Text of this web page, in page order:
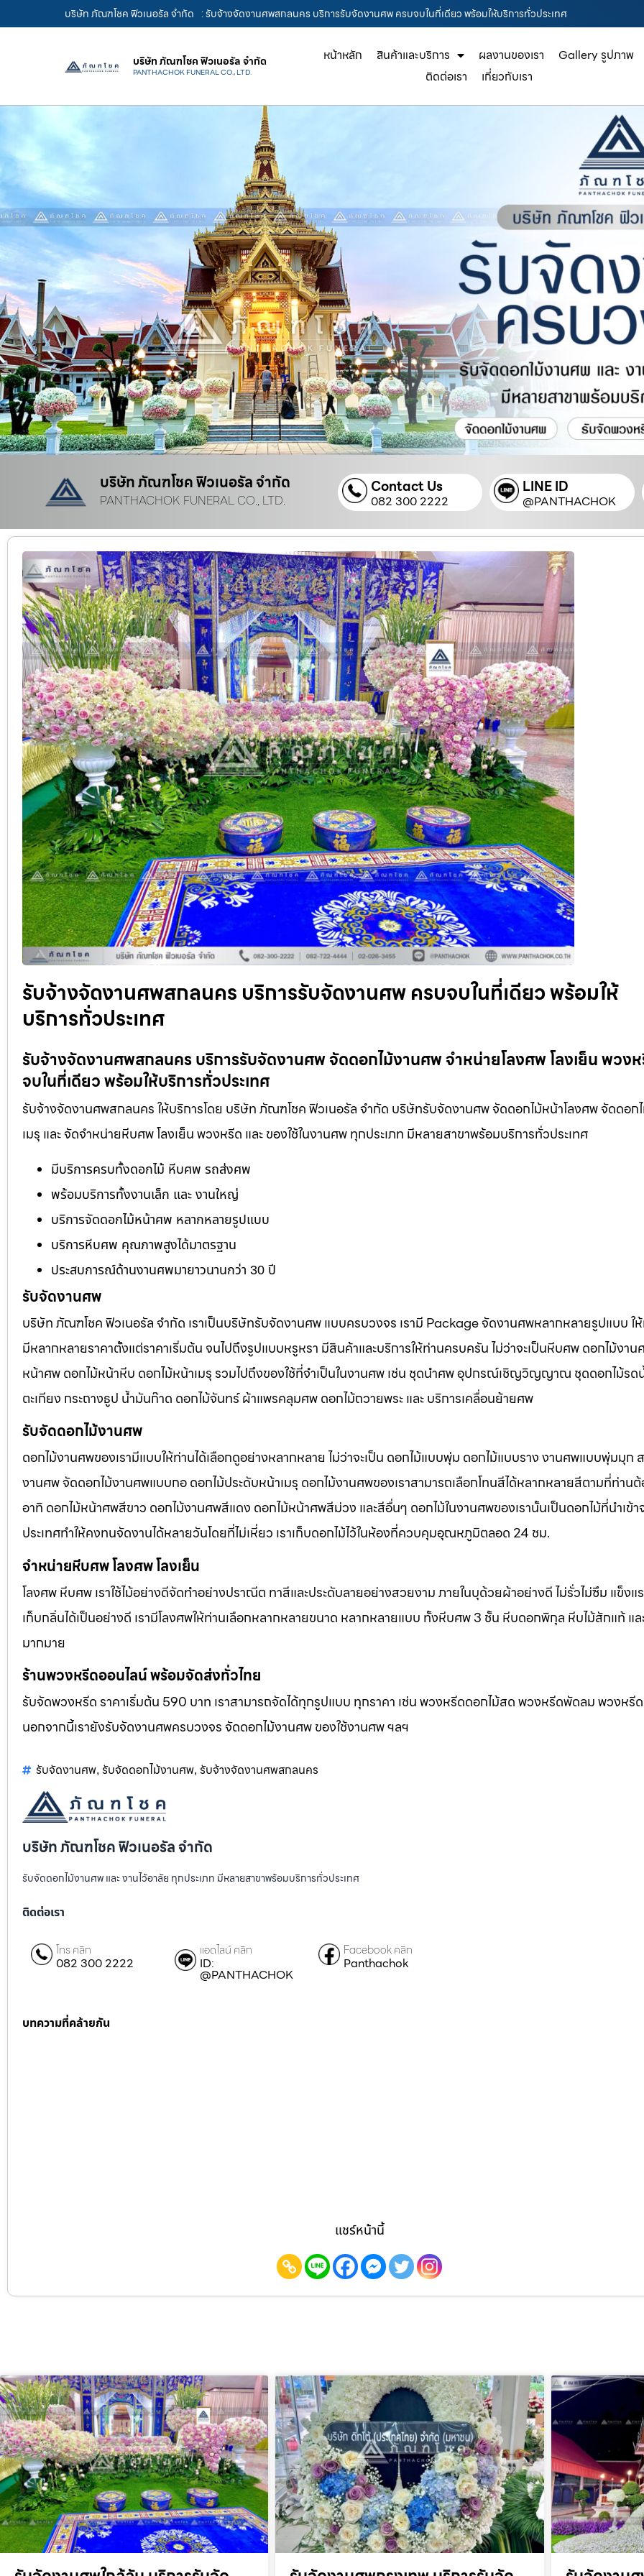
บริษัท ภัณฑโชค ฟิวเนอรัล จำกัด : รับจ้างจัดงานศพสกลนคร บริการรับจัดงานศพ ครบจบในที่เดียว พร้อมให้บริการทั่วประเทศ
บริษัท ภัณฑโชค ฟิวเนอรัล จำกัด
PANTHACHOK FUNERAL CO., LTD.
หน้าหลัก สินค้าและบริการ ผลงานของเรา
Gallery รูปภาพ
ติดต่อเรา
เกี่ยวกับเรา
บริษัท ภัณฑโชค ฟิวเนอรัล จำกัด
PANTHACHOK FUNERAL CO., LTD.
Contact Us
082 300 2222
LINE ID
@PANTHACHOK
รับจ้างจัดงานศพสกลนคร บริการรับจัดงานศพ ครบจบในที่เดียว พร้อมให้
บริการทั่วประเทศ
รับจ้างจัดงานศพสกลนคร บริการรับจัดงานศพ จัดดอกไม้งานศพ จำหน่ายโลงศพ โลงเย็น พวง
จบในที่เดียว พร้อมให้บริการทั่วประเทศ
รับจ้างจัดงานศพสกลนคร ให้บริการโดย บริษัท ภัณฑโชค ฟิวเนอรัล จำกัด บริษัทรับจัดงานศพ จัดดอกไม้หน้าโลงศพ จัดดอก
เมรุ และ จัดจำหน่ายหีบศพ โลงเย็น พวงหรีด และ ของใช้ในงานศพ ทุกประเภท มีหลายสาขาพร้อมบริการทั่วประเทศ
มีบริการครบทั้งดอกไม้ หีบศพ รถส่งศพ
พร้อมบริการทั้งงานเล็ก และ งานใหญ่
บริการจัดดอกไม้หน้าศพ หลากหลายรูปแบบ
บริการหีบศพ คุณภาพสูงได้มาตรฐาน
ประสบการณ์ด้านงานศพมายาวนานกว่า 30 ปี
รับจัดงานศพ
บริษัท ภัณฑโชค ฟิวเนอรัล จำกัด เราเป็นบริษัทรับจัดงานศพ แบบครบวงจร เรามี Package จัดงานศพหลากหลายรูปแบบ ใ
มีหลากหลายราคาตั้งแต่ราคาเริ่มต้น จนไปถึงรูปแบบหรูหรา มีสินค้าและบริการให้ท่านครบครัน ไม่ว่าจะเป็นหีบศพ ดอกไม้งา
หน้าศพ ดอกไม้หน้าหีบ ดอกไม้หน้าเมรุ รวมไปถึงของใช้ที่จำเป็นในงานศพ เช่น ชุดนำศพ อุปกรณ์เชิญวิญญาณ ชุดดอกไม้รด
ตะเกียง กระถางธูป น้ำมันก๊าด ดอกไม้จันทร์ ผ้าแพรคลุมศพ ดอกไม้ถวายพระ และ บริการเคลื่อนย้ายศพ
รับจัดดอกไม้งานศพ
ดอกไม้งานศพของเรามีแบบให้ท่านได้เลือกดูอย่างหลากหลาย ไม่ว่าจะเป็น ดอกไม้แบบพุ่ม ดอกไม้แบบราง งานศพแบบพุ่มมุก
งานศพ จัดดอกไม้งานศพแบบกอ ดอกไม้ประดับหน้าเมรุ ดอกไม้งานศพของเราสามารถเลือกโทนสีได้หลากหลายสีตามที่ท่าน
อาทิ ดอกไม้หน้าศพสีขาว ดอกไม้งานศพสีแดง ดอกไม้หน้าศพสีม่วง และสีอื่นๆ ดอกไม้ในงานศพของเรานั้นเป็นดอกไม้ที่นำเข้า
ประเทศทำให้คงทนจัดงานได้หลายวันโดยที่ไม่เหี่ยว เราเก็บดอกไม้ไว้ในห้องที่ควบคุมอุณหภูมิตลอด 24 ชม.
จำหน่ายหีบศพ โลงศพ โลงเย็น
โลงศพ หีบศพ เราใช้ไม้อย่างดีจัดทำอย่างปราณีต ทาสีและประดับลายอย่างสวยงาม ภายในบุด้วยผ้าอย่างดี ไม่รั่วไม่ซึม แข็งแ
เก็บกลิ่นได้เป็นอย่างดี เรามีโลงศพให้ท่านเลือกหลากหลายขนาด หลากหลายแบบ ทั้งหีบศพ 3 ชั้น หีบดอกพิกุล หีบไม้สักแท้ แ
มากมาย
ร้านพวงหรีดออนไลน์ พร้อมจัดส่งทั่วไทย
รับจัดพวงหรีด ราคาเริ่มต้น 590 บาท เราสามารถจัดได้ทุกรูปแบบ ทุกราคา เช่น พวงหรีดดอกไม้สด พวงหรีดพัดลม พวงหรี
นอกจากนี้เรายังรับจัดงานศพครบวงจร จัดดอกไม้งานศพ ของใช้งานศพ ฯลฯ
รับจัดงานศพ, รับจัดดอกไม้งานศพ, รับจ้างจัดงานศพสกลนคร
บริษัท ภัณฑโชค ฟิวเนอรัล จำกัด
รับจัดดอกไม้งานศพ และ งานไว้อาลัย ทุกประเภท มีหลายสาขาพร้อมบริการทั่วประเทศ
ติดต่อเรา
โทร คลิก
082 300 2222
แอดไลน์ คลิก
ID:
@PANTHACHOK
Facebook คลิก
Panthachok
บทความที่คล้ายกัน
แชร์หน้านี้